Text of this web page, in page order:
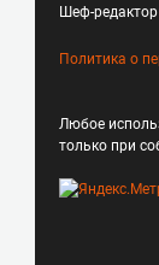
Шеф-
Политика о
Любое
только при